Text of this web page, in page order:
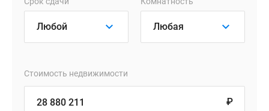
Стоимость недвижимости
₽